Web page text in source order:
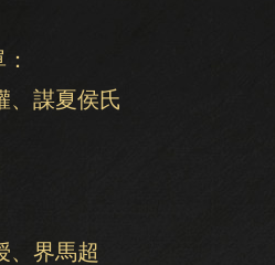
、謀夏侯氏
、界馬超